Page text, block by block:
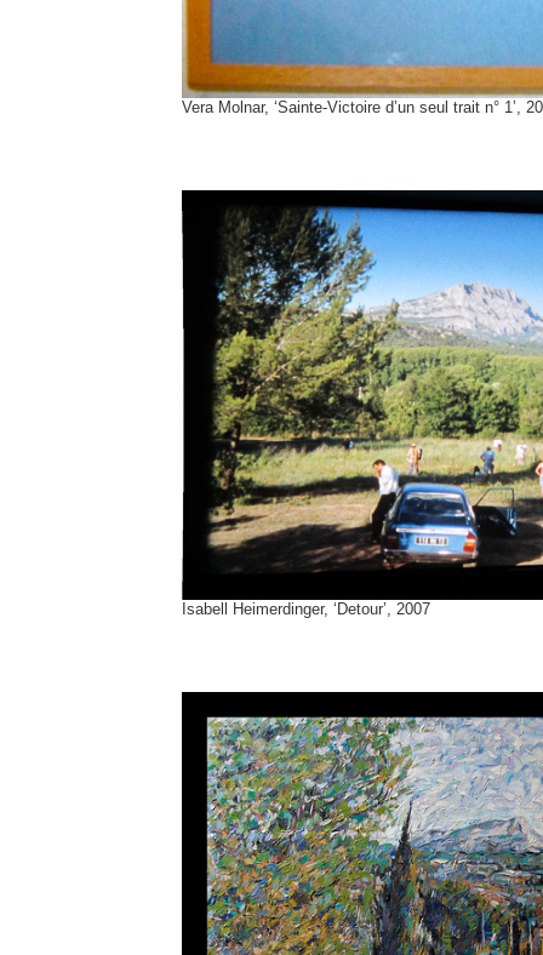
Vera Molnar, ‘Sainte-Victoire d’un seul trait n° 1’,
Isabell Heimerdinger, ‘Detour’, 2007